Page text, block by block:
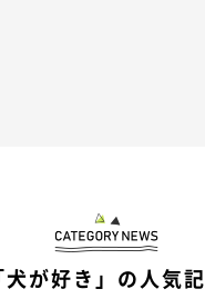
と暮らすようになってから
あまり言うのにためらわな
言うようになってしまいまし
犬が好き」の人気